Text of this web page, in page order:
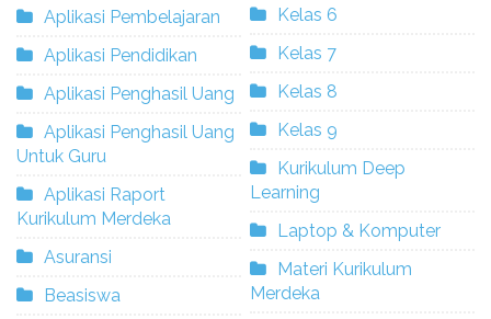
Aplikasi Pembelajaran
Aplikasi Pendidikan
Aplikasi Penghasil Uang
Aplikasi Penghasil Uang
Untuk Guru
Aplikasi Raport
Kurikulum Merdeka
Asuransi
Beasiswa
Kelas 6
Kelas 7
Kelas 8
Kelas 9
Kurikulum Deep
Learning
Laptop & Komputer
Materi Kurikulum
Merdeka